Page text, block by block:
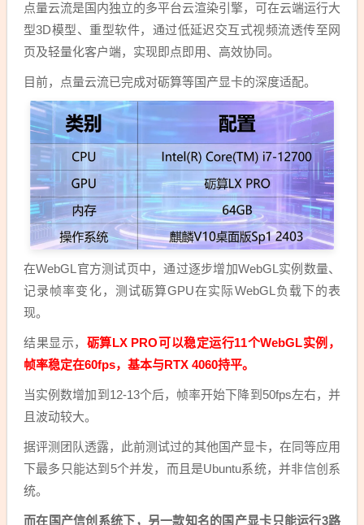
点量云流是国内独立的多平台云渲染引擎，可在云端运行大
型3D模型、重型软件，通过低延迟交互式视频流透传至网
页及轻量化客户端，实现即点即用、高效协同。
目前，点量云流已完成对砺算等国产显卡的深度适配。
在WebGL官方测试页中，通过逐步增加WebGL实例数量、
记录帧率变化，测试砺算GPU在实际WebGL负载下的表
现。
结果显示， 砺算LX PRO可以稳定运行11个WebGL实例，
帧率稳定在60fps，基本与RTX 4060持平。
当实例数增加到12-13个后，帧率开始下降到50fps左右，并
且波动较大。
据评测团队透露，此前测试过的其他国产显卡，在同等应用
下最多只能达到5个并发，而且是Ubuntu系统，并非信创系
统。
而在国产信创系统下，另一款知名的国产显卡只能运行3路